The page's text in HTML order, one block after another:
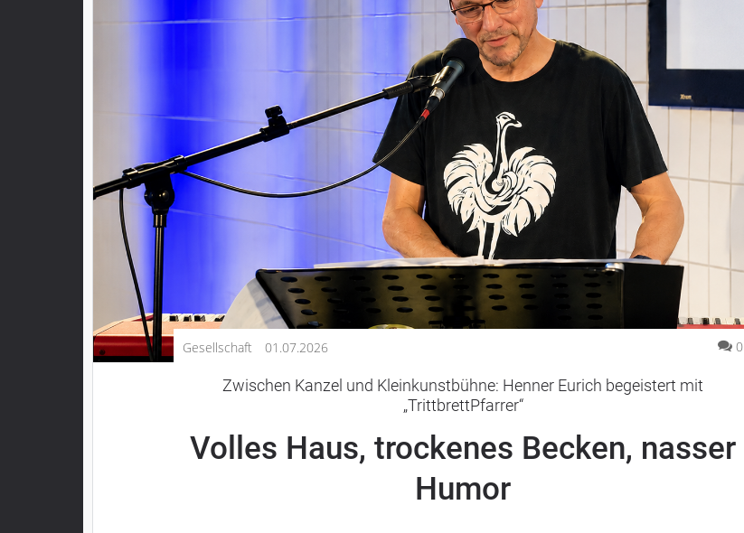
Lauterbach
Romrod
Homberg
Antrifttal
Feldatal
Gesellschaft 01.07.2026 0
Zwischen Kanzel und Kleinkunstbühne: Henner Eurich begeistert mit
„TrittbrettPfarrer“
Volles Haus, trockenes Becken, nasser
Humor